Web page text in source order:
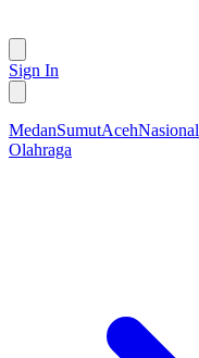
Sign In
MedanSumutAcehNasional
Olahraga